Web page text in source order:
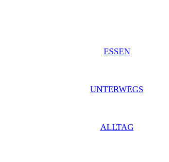
ESSEN
UNTERWEGS
ALLTAG